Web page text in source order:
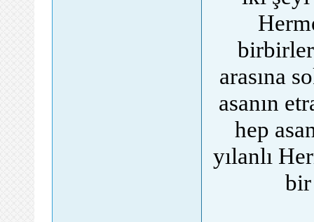
arasına
asanın
hep
yılanlı
bir